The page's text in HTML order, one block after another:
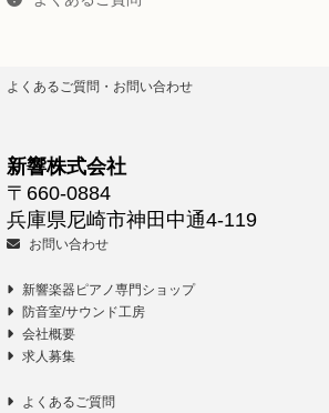
よくあるご質問・お問い合わせ
新響株式会社
〒660-0884
兵庫県尼崎市神田中通4-119
お問い合わせ
新響楽器ピアノ専門ショップ
防音室/サウンド工房
会社概要
求人募集
よくあるご質問